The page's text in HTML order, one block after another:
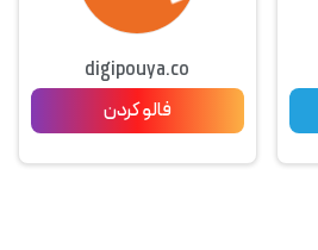
digipouya.co
فالو کردن